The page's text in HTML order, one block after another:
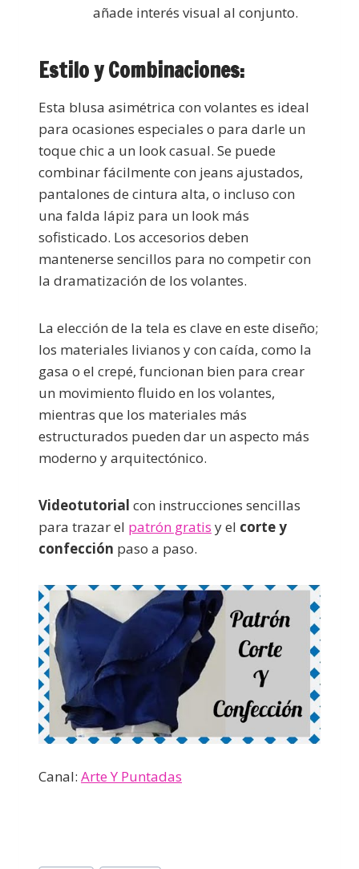
añade interés visual al conjunto.
Estilo y Combinaciones:
Esta blusa asimétrica con volantes es ideal
para ocasiones especiales o para darle un
toque chic a un look casual. Se puede
combinar fácilmente con jeans ajustados,
pantalones de cintura alta, o incluso con
una falda lápiz para un look más
sofisticado. Los accesorios deben
mantenerse sencillos para no competir con
la dramatización de los volantes.
La elección de la tela es clave en este diseño;
los materiales livianos y con caída, como la
gasa o el crepé, funcionan bien para crear
un movimiento fluido en los volantes,
mientras que los materiales más
estructurados pueden dar un aspecto más
moderno y arquitectónico.
Videotutorial con instrucciones sencillas
para trazar el patrón gratis y el corte y
confección paso a paso.
Canal: Arte Y Puntadas